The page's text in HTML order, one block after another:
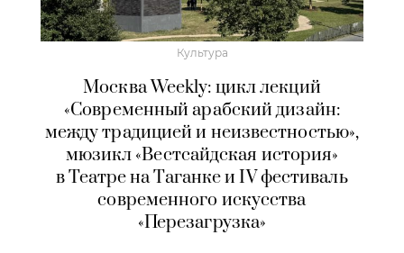
Культура
Москва Weekly: цикл лекций
«Современный арабский дизайн:
между традицией и неизвестностью»,
мюзикл «Вестсайдская история»
в Театре на Таганке и IV фестиваль
современного искусства
«Перезагрузка»